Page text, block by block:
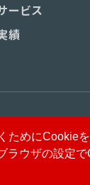
ービス
績
ためにCookie
ラウザの設定